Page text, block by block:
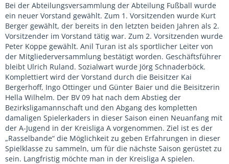
Bei der Abteilungsversammlung der Abteilung Fußball wurde
ein neuer Vorstand gewählt. Zum 1. Vorsitzenden wurde Kurt
Berger gewählt, der bereits in den letzten beiden Jahren als 2.
Vorsitzender im Vorstand tätig war. Zum 2. Vorsitzenden wurde
Peter Koppe gewählt. Anil Turan ist als sportlicher Leiter von
der Mitgliederversammlung bestätigt worden. Geschäftsführer
bleibt Ulrich Ruland. Sozialwart wurde Jörg Schnaderböck.
Komplettiert wird der Vorstand durch die Beisitzer Kai
Bergerhoff, Ingo Ottinger und Günter Baier und die Beisitzerin
Hella Wilhelm. Der BV 09 hat nach dem Abstieg der
Bezirksligamannschaft und den Abgang des kompletten
damaligen Spielerkaders in dieser Saison einen Neuanfang mit
der A-Jugend in der Kreisliga A vorgenommen. Ziel ist es der
„Rasselbande“ die Möglichkeit zu geben Erfahrungen in dieser
Spielklasse zu sammeln, um für die nächste Saison gerüstet zu
sein. Langfristig möchte man in der Kreisliga A spielen.